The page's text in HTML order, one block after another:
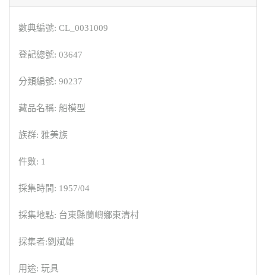
數典編號: CL_0031009
登記總號: 03647
分類編號: 90237
藏品名稱: 船模型
族群: 雅美族
件數: 1
採集時間: 1957/04
採集地點: 台東縣蘭嶼鄉東清村
採集者:劉斌雄
用途: 玩具